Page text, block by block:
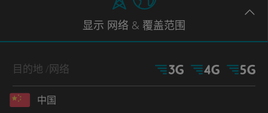
显示 网络 & 覆盖范围
目的地 /网络
中国